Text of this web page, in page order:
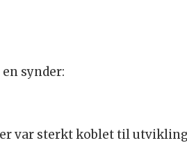
synder:
var sterkt koblet til